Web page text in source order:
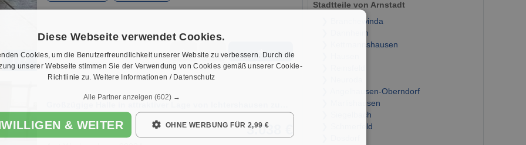
1 / 7
★ ➦ ➜
3.038 €
Stadtteile von Arnstadt
❯ Branchewinda
❯ Dannheim
❯ Kettmannshausen
❯ Angelhausen-Oberndorf
❯ Marlishausen
❯ Siegelbach
❯ Schmerfeld
Diese Webseite verwendet Cookies.
Cookies, um die Benutzerfreundlichkeit unserer Website zu verbessern. Durch die
unserer Webseite stimmen Sie der Verwendung von Cookies gemäß unserer Cookie-
Richtlinie zu. Weitere Informationen / Datenschutz
Alle Partner anzeigen (602) →
& WEITER OHNE WERBUNG FÜR 2,99 €